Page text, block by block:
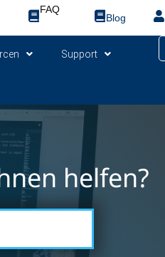
FAQ
Blog
Support
helfen?